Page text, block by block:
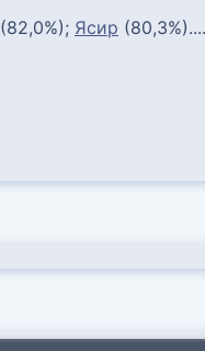
(82,0%); Ясир (80,3%)....